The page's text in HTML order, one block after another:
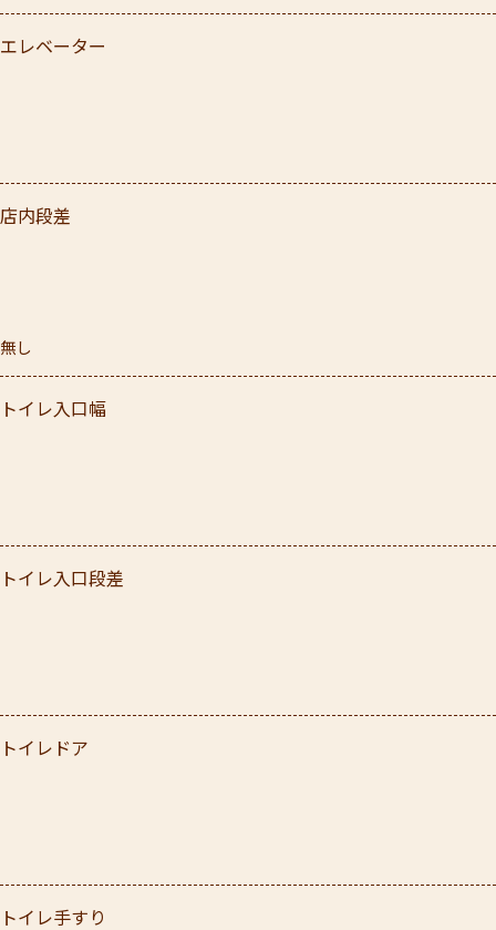
エレベーター
店内段差
無し
トイレ入口幅
トイレ入口段差
トイレドア
トイレ手すり